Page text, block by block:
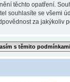
těchto opatření.
souhlasíte se všemi
za jakýkoliv